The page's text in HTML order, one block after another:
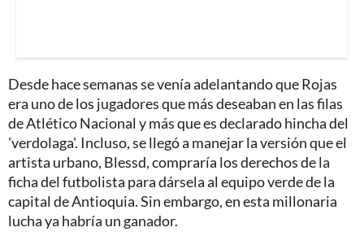
Desde hace semanas se venía adelantando que Rojas
era uno de los jugadores que más deseaban en las filas
de Atlético Nacional y más que es declarado hincha del
'verdolaga'. Incluso, se llegó a manejar la versión que el
artista urbano, Blessd, compraría los derechos de la
ficha del futbolista para dársela al equipo verde de la
capital de Antioquia. Sin embargo, en esta millonaria
lucha ya habría un ganador.